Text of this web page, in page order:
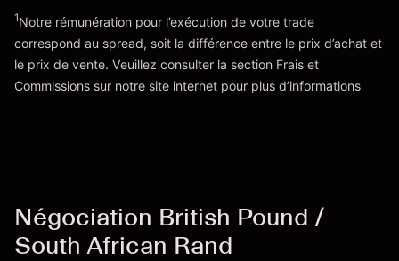
Vers la plateforme
'Tarifs et Frais
1Notre rémunération pour l’exécution de votre trade
correspond au spread, soit la différence entre le prix d’achat et
le prix de vente. Veuillez consulter la section Frais et
Commissions sur notre site internet pour plus d’informations
Négociation British Pound /
South African Rand